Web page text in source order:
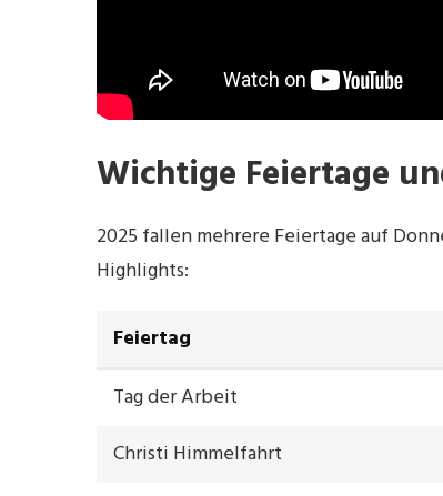
Wichtige Feiertage
2025 fallen mehrere Feiertage auf
Highlights:
Feiertag
Tag der Arbeit
Christi Himmelfahrt